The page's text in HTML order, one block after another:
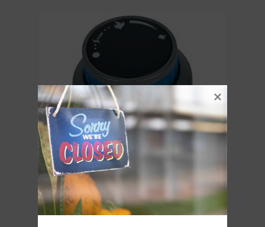
Bouton four à pizza gaz Tefal
Sur commande 9,20